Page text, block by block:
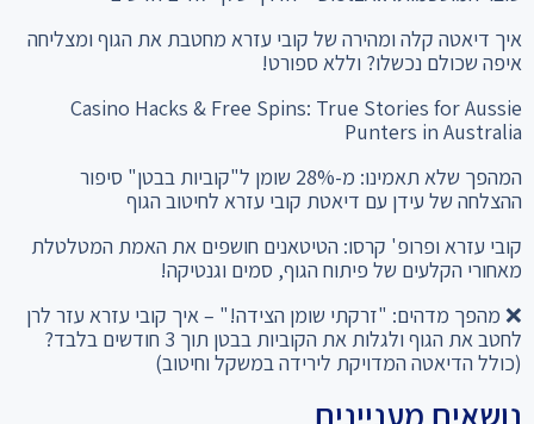
שובר המוסכמות: Diet2All – הדרך שלך לחיים חדשים
איפה שכולם נכשלו? וללא ספורט!
Punters in Australia
ההצלחה של עידן עם דיאטת קובי עזרא לחיטוב הגוף
מאחורי הקלעים של פיתוח הגוף, סמים וגנטיקה!
❌ מהפך מדהים: "זרקתי שומן הצידה!" – איך קובי עזרא עזר לרן
(כולל הדיאטה המדויקת לירידה במשקל וחיטוב)